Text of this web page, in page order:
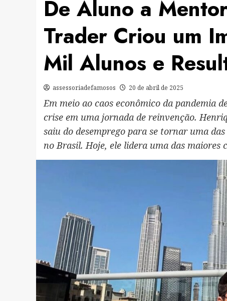
De Aluno a
Trader Criou um
Mil Alunos e
assessoriadefamosos 20 de abril de 2025
Em meio ao caos econômico da pandemia
crise em uma jornada de reinvenção.
saiu do desemprego para se tornar uma
no Brasil. Hoje, ele lidera uma das maiores